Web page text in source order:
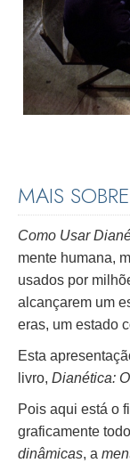
MAIS
Como Usar
mente humana,
usados por
alcançarem um
eras, um estado
Esta
livro, Dianética:
Pois aqui está o
graficamente
dinâmicas, a